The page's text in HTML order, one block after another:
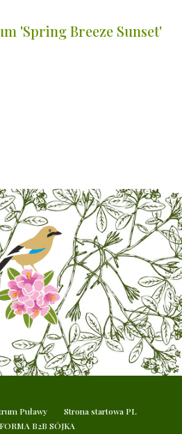
'Spring Breeze Sunset'
Puławy
Strona startowa PL
B2B SÓJKA